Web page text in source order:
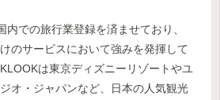
内での旅行業登録を済ませており、
のサービスにおいて強みを発揮して
は東京ディズニーリゾートやユ
オ・ジャパンなど、日本の人気観光